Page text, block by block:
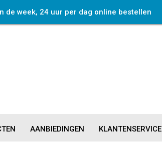
de week, 24 uur per dag online bestellen
AANBIEDINGEN KLANTENSERVICE